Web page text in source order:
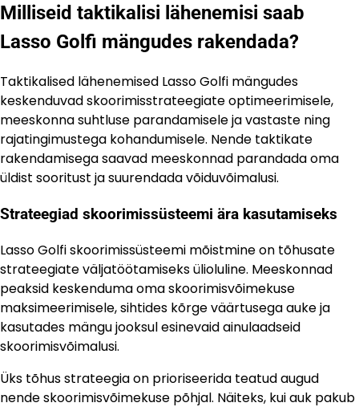
Milliseid taktikalisi lähenemisi saab
Lasso Golfi mängudes rakendada?
Taktikalised lähenemised Lasso Golfi mängudes
keskenduvad skoorimisstrateegiate optimeerimisele,
meeskonna suhtluse parandamisele ja vastaste ning
rajatingimustega kohandumisele. Nende taktikate
rakendamisega saavad meeskonnad parandada oma
üldist sooritust ja suurendada võiduvõimalusi.
Strateegiad skoorimissüsteemi ära kasutamiseks
Lasso Golfi skoorimissüsteemi mõistmine on tõhusate
strateegiate väljatöötamiseks ülioluline. Meeskonnad
peaksid keskenduma oma skoorimisvõimekuse
maksimeerimisele, sihtides kõrge väärtusega auke ja
kasutades mängu jooksul esinevaid ainulaadseid
skoorimisvõimalusi.
Üks tõhus strateegia on prioriseerida teatud augud
nende skoorimisvõimekuse põhjal. Näiteks, kui auk pakub